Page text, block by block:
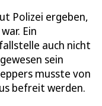
Polizei ergeben,
Ein
auch nicht
sein
musste von
befreit werden.